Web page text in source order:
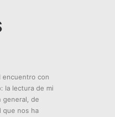
encuentro con
la lectura de mi
general, de
que nos ha